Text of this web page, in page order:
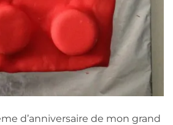
d’anniversaire de mon grand